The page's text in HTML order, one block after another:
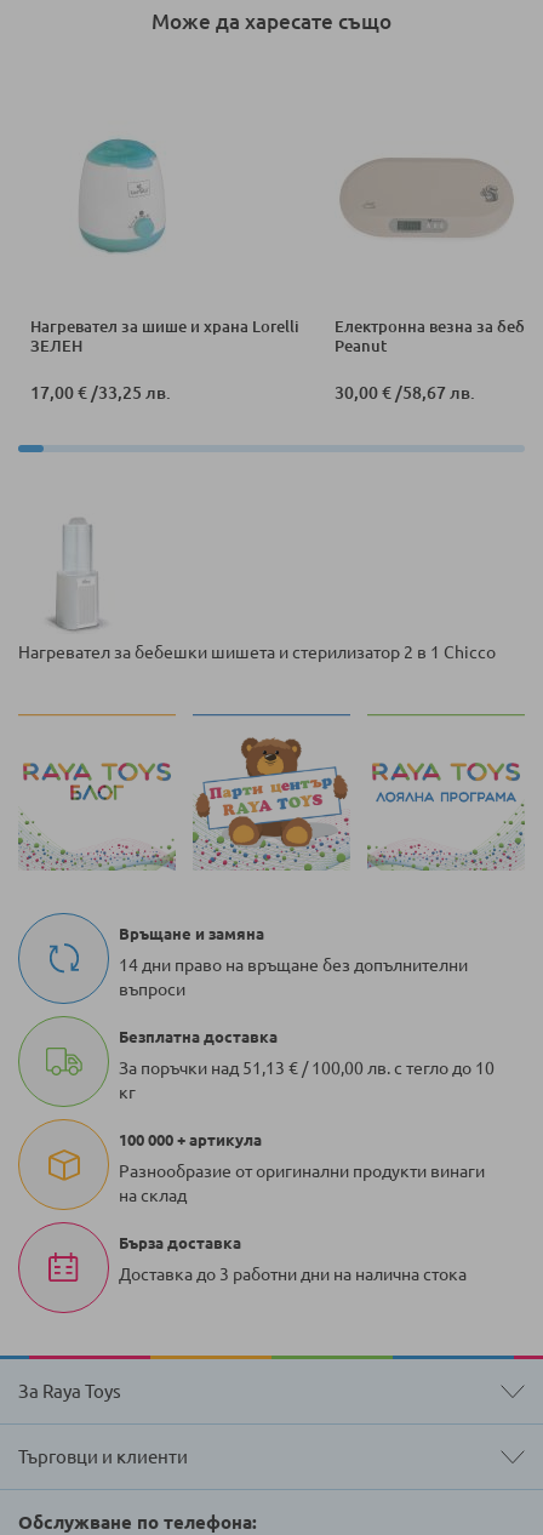
Може да харесате също
Нагревател за шише и храна Lorelli
ЗЕЛЕН
17,00 €/33,25 лв.
Електронна везна за бебе
Peanut
30,00 €/58,67 лв.
Нагревател за бебешки шишета и стерилизатор 2 в 1 Chicco
Връщане и замяна
14 дни право на връщане без допълнителни
въпроси
Безплатна доставка
За поръчки над 51,13 € / 100,00 лв. с тегло до 10
кг
100 000 + артикула
Разнообразие от оригинални продукти винаги
на склад
Бърза доставка
Доставка до 3 работни дни на налична стока
За Raya Toys
Търговци и клиенти
Обслужване по телефона: